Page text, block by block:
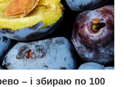
– і збираю по 100